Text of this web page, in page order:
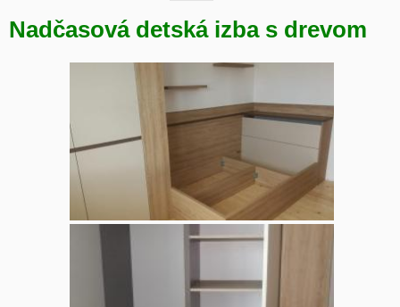
Nadčasová detská izba s drevom